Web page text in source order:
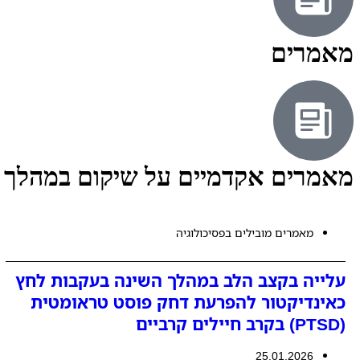
מאמרים
מאמרים אקדמיים על שיקום במהלך
מאמרים מובילים בפסיכולוגיה
עלייה בקצב הלב במהלך השינה בעקבות לחץ
כאינדיקטור להפרעת דחק פוסט טראומטית
(PTSD) בקרב חיילים קרביים
25.01.2026